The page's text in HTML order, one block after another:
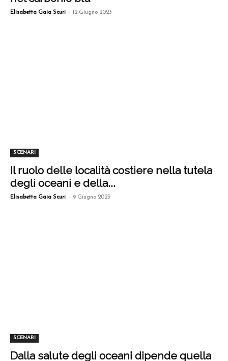
Elisabetta Gaia Scuri - 12 Giugno 2023
SCENARI
Il ruolo delle località costiere nella tutela
degli oceani e della...
Elisabetta Gaia Scuri - 9 Giugno 2023
SCENARI
Dalla salute degli oceani dipende quella